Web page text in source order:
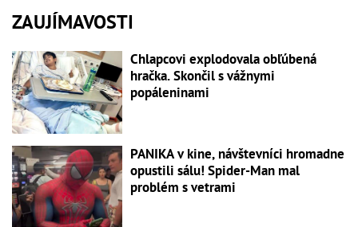
ZAUJÍMAVOSTI
Chlapcovi explodovala obľúbená
hračka. Skončil s vážnymi
popáleninami
PANIKA v kine, návštevníci hromadne
opustili sálu! Spider-Man mal
problém s vetrami